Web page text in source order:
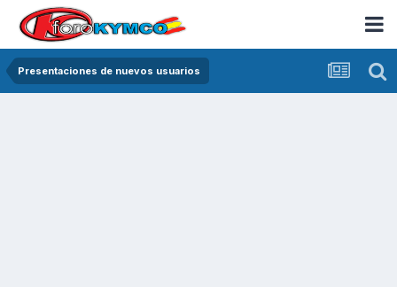
Presentaciones de nuevos usuarios